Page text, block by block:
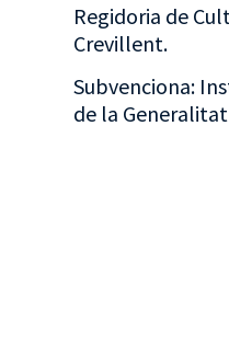
Regidoria de
Crevillent.
Subvenciona:
de la